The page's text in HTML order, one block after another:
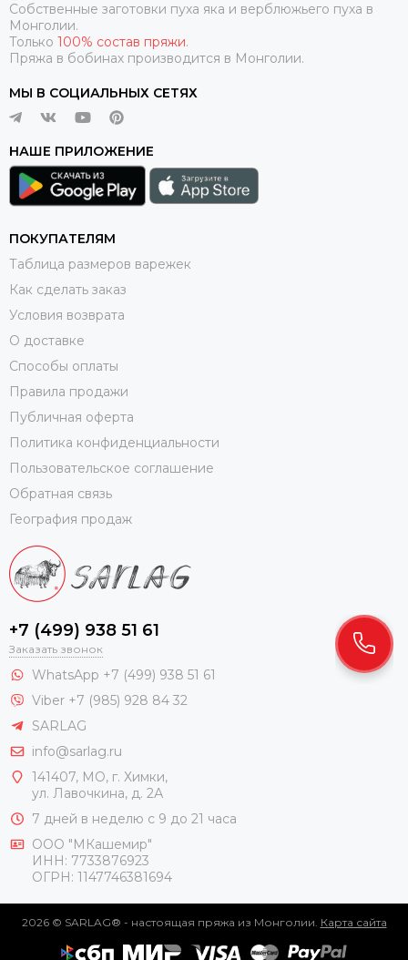
Собственные заготовки пуха яка и верблюжьего пуха в
Монголии.
Только 100% состав пряжи.
Пряжа в бобинах производится в Монголии.
МЫ В СОЦИАЛЬНЫХ СЕТЯХ
НАШЕ ПРИЛОЖЕНИЕ
ПОКУПАТЕЛЯМ
Таблица размеров варежек
Как сделать заказ
Условия возврата
О доставке
Способы оплаты
Правила продажи
Публичная оферта
Политика конфиденциальности
Пользовательское соглашение
Обратная связь
География продаж
+7 (499) 938 51 61
Заказать звонок
WhatsApp +7 (499) 938 51 61
Viber +7 (985) 928 84 32
SARLAG
info@sarlag.ru
141407, МО, г. Химки,
ул. Лавочкина, д. 2А
7 дней в неделю с 9 до 21 часа
ООО "МКашемир"
ИНН: 7733876923
ОГРН: 1147746381694
2026 © SARLAG® - настоящая пряжа из Монголии. Карта сайта